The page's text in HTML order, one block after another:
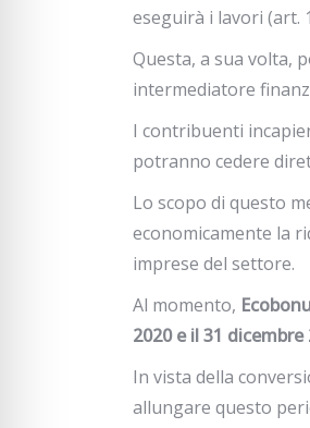
eseguirà i lavori (art.
Questa, a sua volta,
intermediatore
I contribuenti
potranno cedere
Lo scopo di questo
economicamente la
imprese del settore.
Al momento,
2020 e il 31 dicembre
In vista della
allungare questo